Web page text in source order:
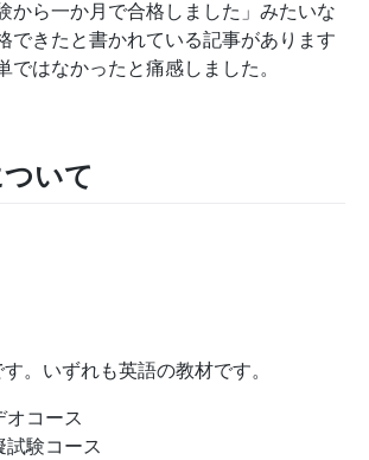
から一か月で合格しました」みたいな
できたと書かれている記事があります
ではなかったと痛感しました。
いて
。いずれも英語の教材です。
オコース
験コース